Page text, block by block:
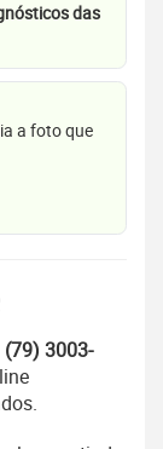
das
a foto que
(79) 3003-